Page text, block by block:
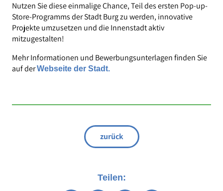
Nutzen Sie diese einmalige Chance, Teil des ersten Pop-up-
Store-Programms der Stadt Burg zu werden, innovative
Projekte umzusetzen und die Innenstadt aktiv
mitzugestalten!
Mehr Informationen und Bewerbungsunterlagen finden Sie
auf derWebseite der Stadt.
zurück
Teilen: